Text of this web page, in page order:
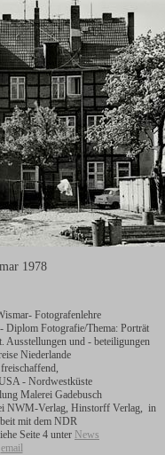
1978
Fotografenlehre
Fotografie/Thema: Porträt
und - beteiligungen
Niederlande
- Nordwestküste
Malerei Gadebusch
NWM-Verlag, Hinstorff Verlag, in
mit dem NDR
Seite 4 unter News
email